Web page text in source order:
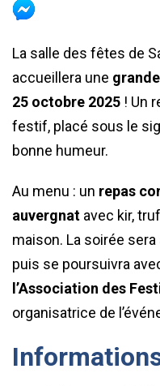
La salle des fêtes de
accueillera une
25 octobre 2025 ! Un
festif, placé sous le
bonne humeur.
Au menu : un repas
auvergnat avec kir,
maison. La soirée
puis se poursuivra
l’Association des
organisatrice de